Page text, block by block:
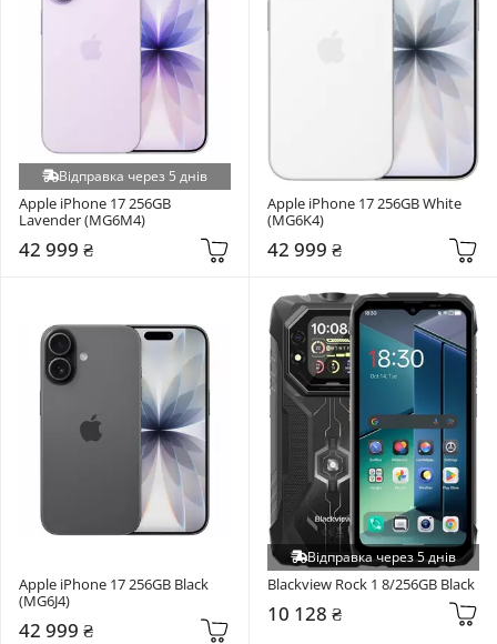
Відправка через 5 днів
Apple iPhone 17 256GB
Lavender (MG6M4)
42 999 ₴
Apple iPhone 17 256GB White
(MG6K4)
42 999 ₴
Apple iPhone 17 256GB Black
(MG6J4)
42 999 ₴
Відправка через 5 днів
Blackview Rock 1 8/256GB Black
10 128 ₴